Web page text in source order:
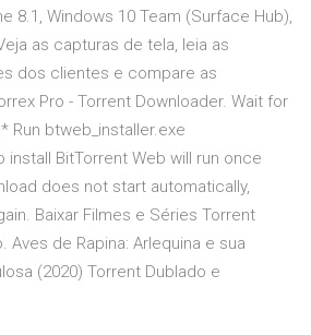
8.1, Windows 10 Team (Surface Hub),
as capturas de tela, leia as
dos clientes e compare as
Pro - Torrent Downloader. Wait for
Run btweb_installer.exe
install BitTorrent Web will run once
does not start automatically,
Baixar Filmes e Séries Torrent
Aves de Rapina: Arlequina e sua
(2020) Torrent Dublado e